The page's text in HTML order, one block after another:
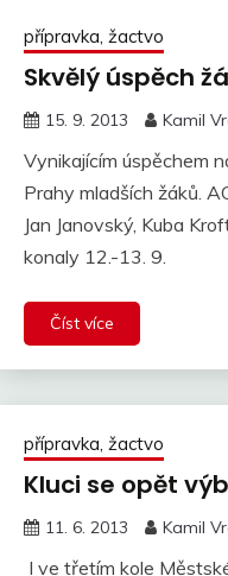
přípravka, žactvo
Skvělý úspěch
15. 9. 2013 Kamil
Vynikajícím úspěchem
Prahy mladších žáků.
Jan Janovský, Kuba
konaly 12.-13. 9.
Číst více
přípravka, žactvo
Kluci se opět
11. 6. 2013 Kamil
I ve třetím kole